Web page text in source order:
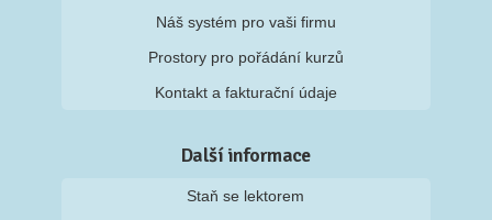
Náš systém pro vaši firmu
Prostory pro pořádání kurzů
Kontakt a fakturační údaje
Další informace
Staň se lektorem